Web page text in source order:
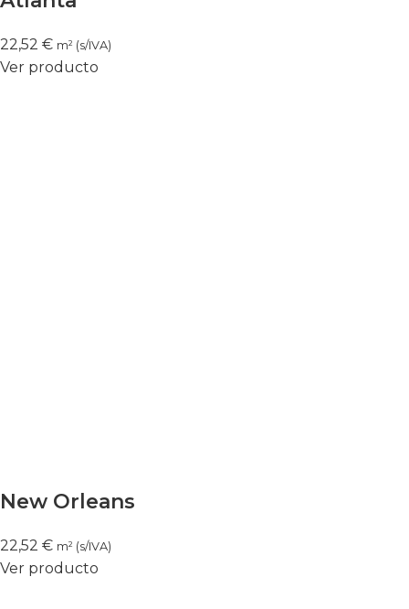
22,52 € m² (s/IVA)
Ver producto
New Orleans
22,52 € m² (s/IVA)
Ver producto